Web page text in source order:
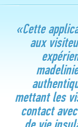
«Cette
aux
mettant les
contact